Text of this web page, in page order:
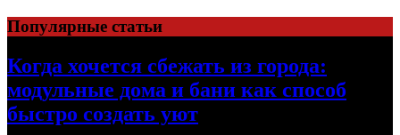
Перейти
к
содержимому
Популярные статьи
Когда хочется сбежать из города:
модульные дома и бани как способ
быстро создать уют